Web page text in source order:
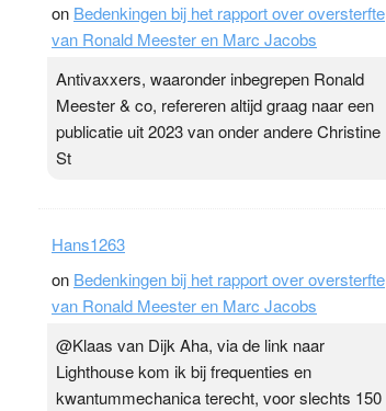
on Bedenkingen bij het rapport over oversterfte
van Ronald Meester en Marc Jacobs
Antivaxxers, waaronder inbegrepen Ronald
Meester & co, refereren altijd graag naar een
publicatie uit 2023 van onder andere Christine
St
Hans1263
on Bedenkingen bij het rapport over oversterfte
van Ronald Meester en Marc Jacobs
@Klaas van Dijk Aha, via de link naar
Lighthouse kom ik bij frequenties en
kwantummechanica terecht, voor slechts 150